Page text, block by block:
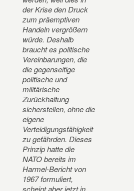
der Krise den Druck
zum präemptiven
Handeln vergrößern
würde. Deshalb
braucht es politische
Vereinbarungen, die
die gegenseitige
politische und
militärische
Zurückhaltung
sicherstellen, ohne die
eigene
Verteidigungsfähigkeit
zu gefährden. Dieses
Prinzip hatte die
NATO bereits im
Harmel-Bericht von
1967 formuliert,
scheint aber jetzt in